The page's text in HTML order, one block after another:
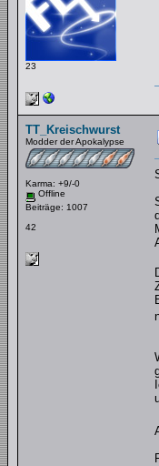
23
TT_Kreischwurst
Modder der Apokalypse
Karma: +9/-0
Offline
Beiträge: 1007
42